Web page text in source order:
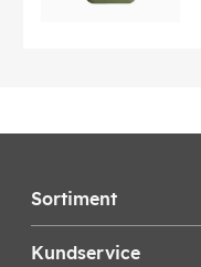
Sortiment
Kundservice